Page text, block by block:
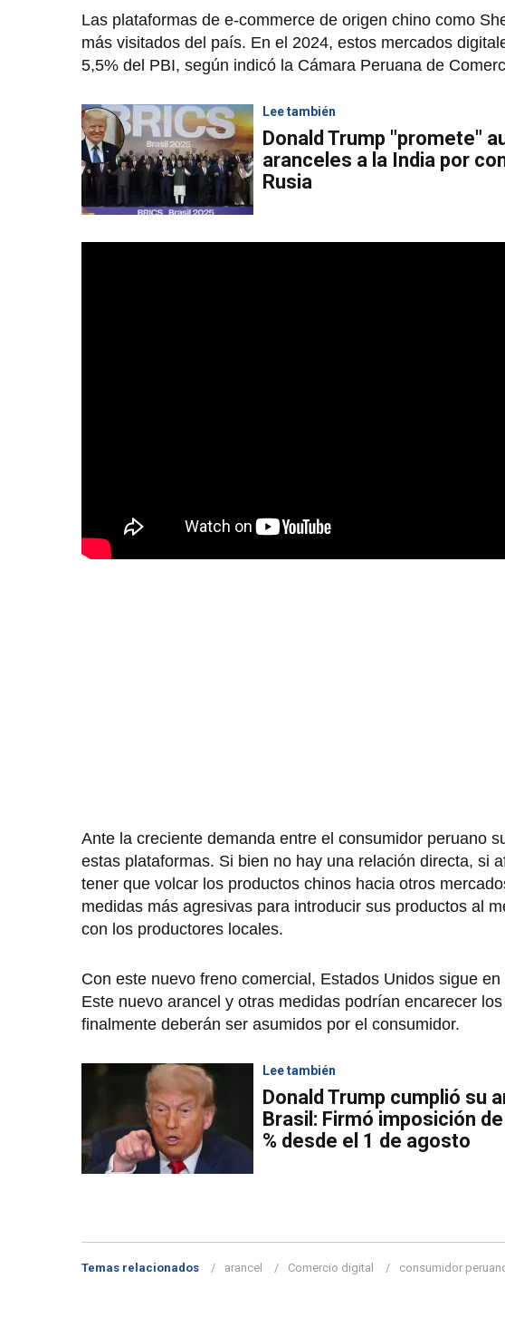
Las plataformas de e-commerce de origen chino como
más visitados del país. En el 2024, estos mercados
5,5% del PBI, según indicó la Cámara Peruana de
Lee también
Donald Trump "promete"
aranceles a la India por
Rusia
Ante la creciente demanda entre el consumidor peruano
estas plataformas. Si bien no hay una relación directa, si
tener que volcar los productos chinos hacia otros
medidas más agresivas para introducir sus productos al
con los productores locales.
Con este nuevo freno comercial, Estados Unidos sigue
Este nuevo arancel y otras medidas podrían encarecer
finalmente deberán ser asumidos por el consumidor.
Lee también
Donald Trump cumplió su
Brasil: Firmó imposición
% desde el 1 de agosto
Temas relacionados arancel Comercio digital consumidor